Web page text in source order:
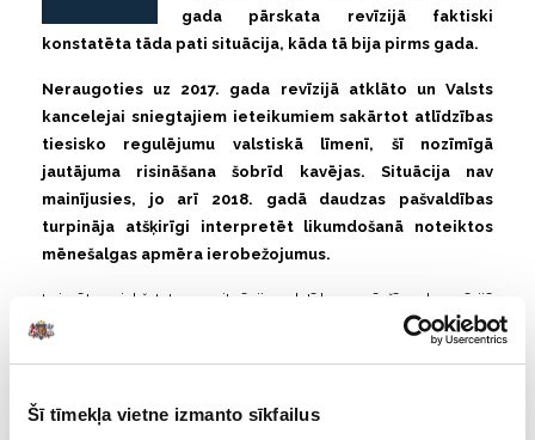
Šī tīmekļa vietne izmanto sīkfailus
gada pārskata revīzijā faktiski
konstatēta tāda pati situācija, kāda tā bija pirms gada.
Neraugoties uz 2017. gada revīzijā atklāto un Valsts
kancelejai sniegtajiem ieteikumiem sakārtot atlīdzības
tiesisko regulējumu valstiskā līmenī, šī nozīmīgā
jautājuma risināšana šobrīd kavējas. Situācija nav
mainījusies, jo arī 2018. gadā daudzas pašvaldības
turpināja atšķirīgi interpretēt likumdošanā noteiktos
mēnešalgas apmēra ierobežojumus.
Lai gūtu priekšstatu par situāciju valstī kopumā, šī gada revīzijā
Valsts kontrole izvērsa sadarbību ar pašvaldību zvērinātiem
domju deputātu atlīdzības aprēķināšanas un uzskaites